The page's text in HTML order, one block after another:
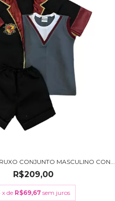
CONJUNTO MASCULINO CON...
R$209,00
x de R$69,67 sem juros